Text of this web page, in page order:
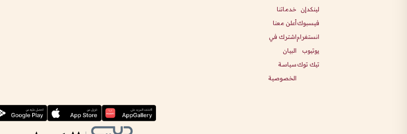
لينكدإن
فيسبوك
انستغرام
يوتيوب
تيك توك
خدماتنا
أعلن معنا
اشترك في
البيان
سياسة
الخصوصية